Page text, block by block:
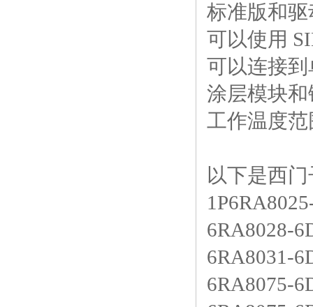
标准版和
可以使用
可以连接
涂层模块
工作温度范
以下是西
6RA8028-
6RA8031-
6RA8075-